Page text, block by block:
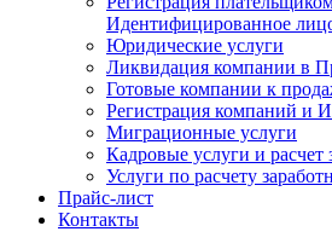
Идентифицированное
Юридические услуги
Ликвидация компании в
Готовые компании к
Регистрация компаний и
Миграционные услуги
Кадровые услуги и расчет
Услуги по расчету
Прайс-лист
Контакты